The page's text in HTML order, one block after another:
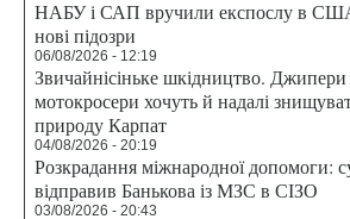
НАБУ і САП вручили експослу в
нові підозри
06/08/2026 - 12:19
Звичайнісіньке шкідництво. Джипери
мотокросери хочуть й надалі
природу Карпат
04/08/2026 - 20:19
Розкрадання міжнародної допомоги:
відправив Банькова із МЗС в СІЗО
03/08/2026 - 20:43